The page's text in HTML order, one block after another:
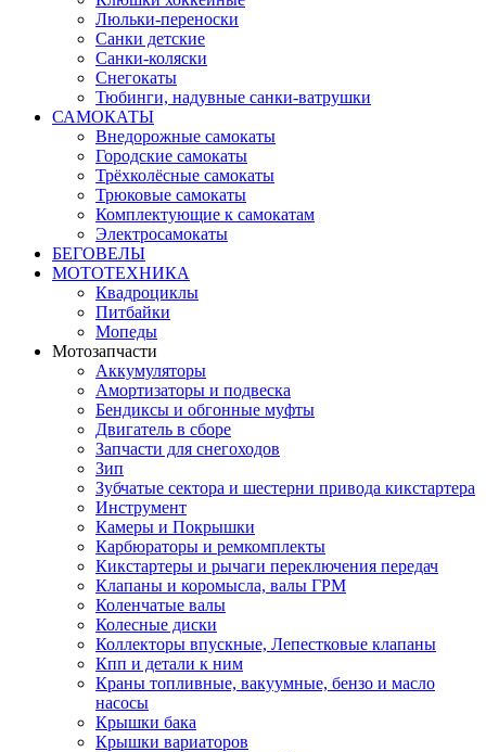
Люльки-переноски
Санки детские
Санки-коляски
Снегокаты
Тюбинги, надувные санки-ватрушки
САМОКАТЫ
Внедорожные самокаты
Городские самокаты
Трёхколёсные самокаты
Трюковые самокаты
Комплектующие к самокатам
Электросамокаты
БЕГОВЕЛЫ
МОТОТЕХНИКА
Квадроциклы
Питбайки
Мопеды
Мотозапчасти
Аккумуляторы
Амортизаторы и подвеска
Бендиксы и обгонные муфты
Двигатель в сборе
Запчасти для снегоходов
Зип
Зубчатые сектора и шестерни привода кикстартера
Инструмент
Камеры и Покрышки
Карбюраторы и ремкомплекты
Кикстартеры и рычаги переключения передач
Клапаны и коромысла, валы ГРМ
Коленчатые валы
Колесные диски
Коллекторы впускные, Лепестковые клапаны
Кпп и детали к ним
Краны топливные, вакуумные, бензо и масло
насосы
Крышки бака
Крышки вариаторов